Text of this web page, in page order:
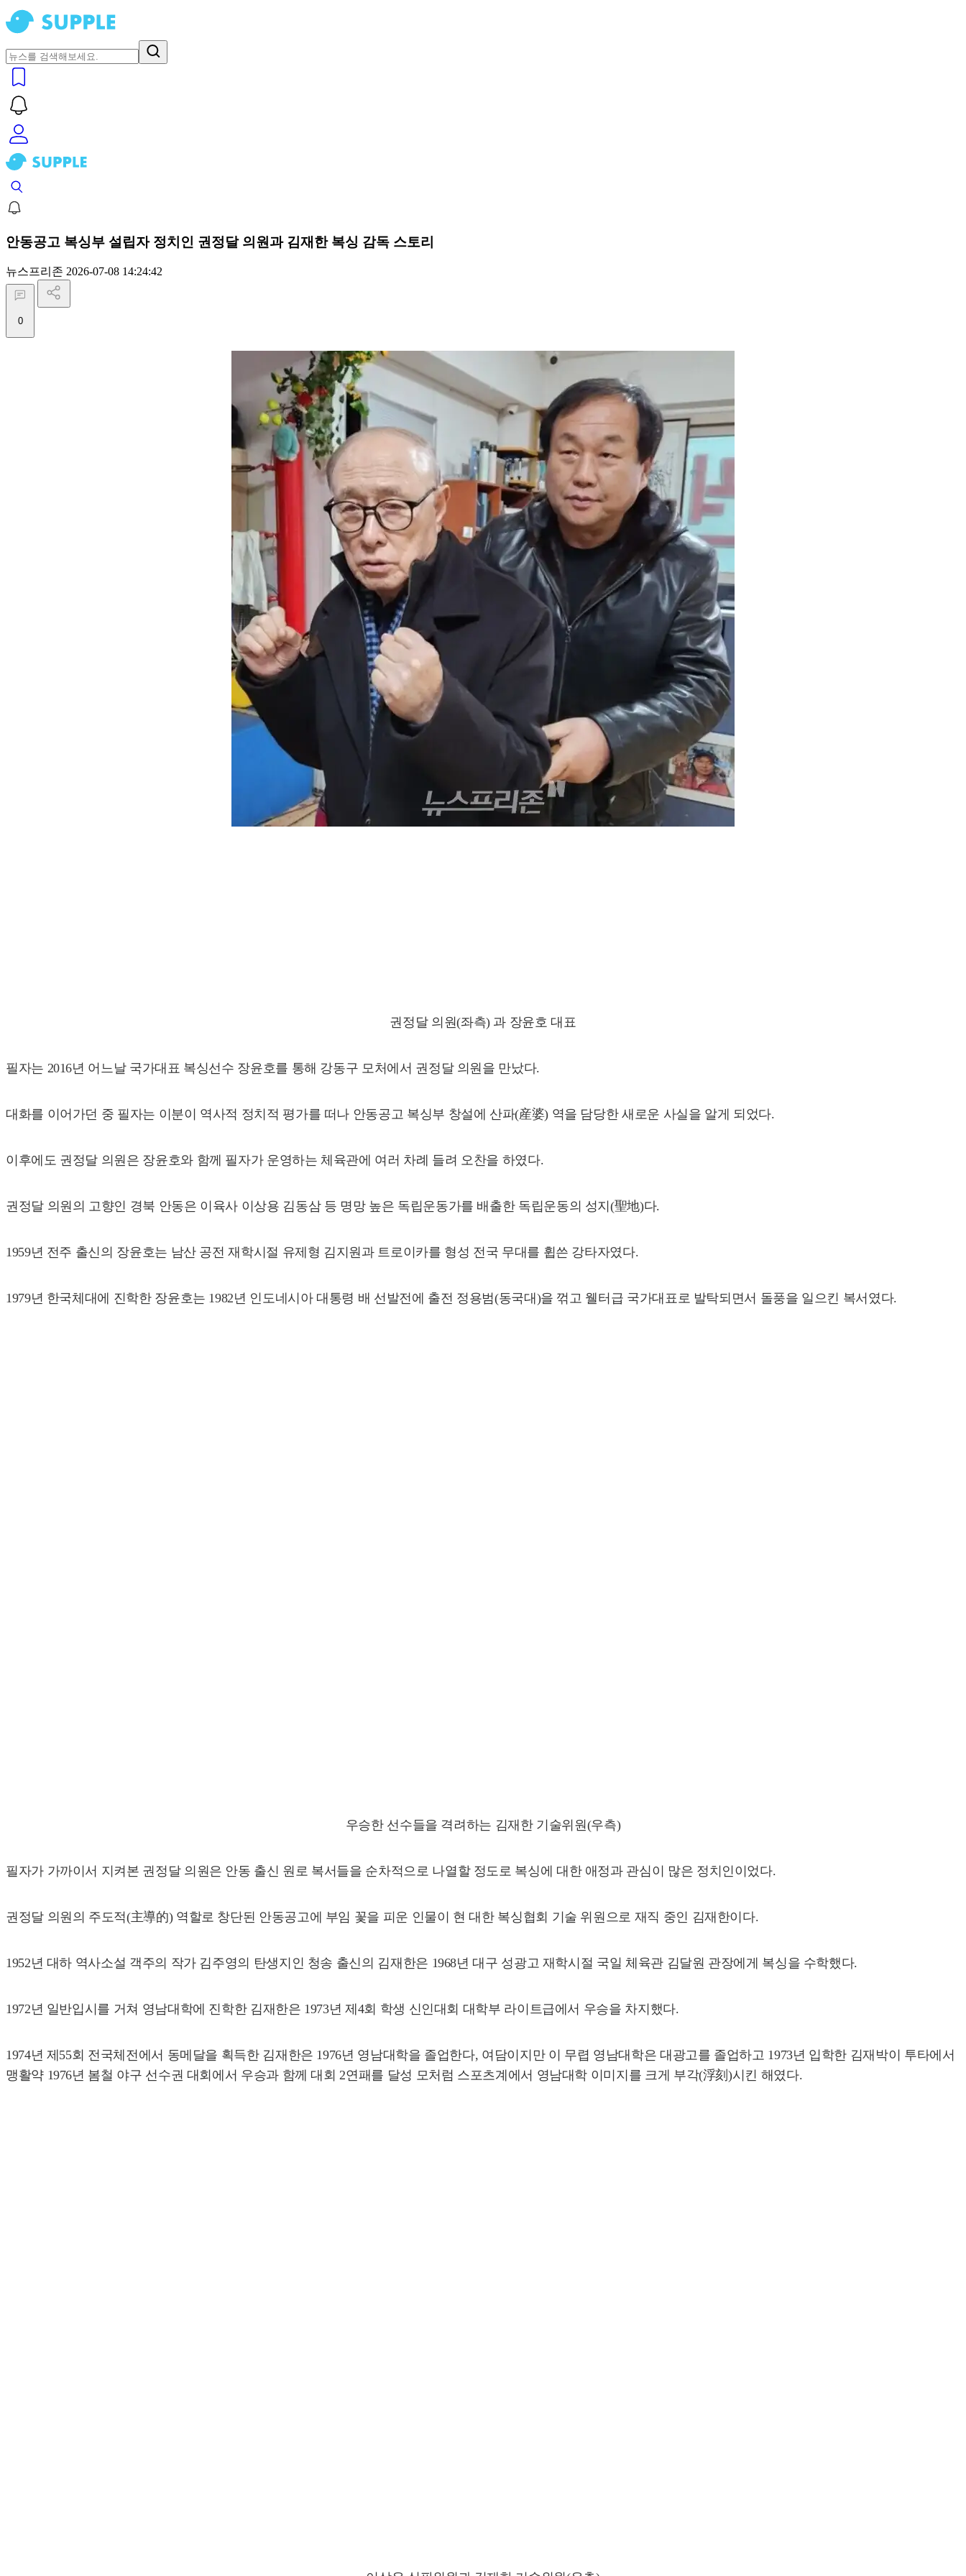
안동공고 복싱부 설립자 정치인 권정달 의원과 김재한 복싱 감독 스토리
뉴스프리존 2026-07-08 14:24:42
0
권정달 의원(좌측) 과 장윤호 대표
필자는 2016년 어느날 국가대표 복싱선수 장윤호를 통해 강동구 모처에서 권정달 의원을 만났다.
대화를 이어가던 중 필자는 이분이 역사적 정치적 평가를 떠나 안동공고 복싱부 창설에 산파(産婆) 역을 담당한 새로운 사실을 알게 되었다.
이후에도 권정달 의원은 장윤호와 함께 필자가 운영하는 체육관에 여러 차례 들려 오찬을 하였다.
권정달 의원의 고향인 경북 안동은 이육사 이상용 김동삼 등 명망 높은 독립운동가를 배출한 독립운동의 성지(聖地)다.
1959년 전주 출신의 장윤호는 남산 공전 재학시절 유제형 김지원과 트로이카를 형성 전국 무대를 휩쓴 강타자였다.
1979년 한국체대에 진학한 장윤호는 1982년 인도네시아 대통령 배 선발전에 출전 정용범(동국대)을 꺾고 웰터급 국가대표로 발탁되면서 돌풍을 일으킨 복서였다.
우승한 선수들을 격려하는 김재한 기술위원(우측)
필자가 가까이서 지켜본 권정달 의원은 안동 출신 원로 복서들을 순차적으로 나열할 정도로 복싱에 대한 애정과 관심이 많은 정치인이었다.
권정달 의원의 주도적(主導的) 역할로 창단된 안동공고에 부임 꽃을 피운 인물이 현 대한 복싱협회 기술 위원으로 재직 중인 김재한이다.
1952년 대하 역사소설 객주의 작가 김주영의 탄생지인 청송 출신의 김재한은 1968년 대구 성광고 재학시절 국일 체육관 김달원 관장에게 복싱을 수학했다.
1972년 일반입시를 거쳐 영남대학에 진학한 김재한은 1973년 제4회 학생 신인대회 대학부 라이트급에서 우승을 차지했다.
1974년 제55회 전국체전에서 동메달을 획득한 김재한은 1976년 영남대학을 졸업한다, 여담이지만 이 무렵 영남대학은 대광고를 졸업하고 1973년 입학한 김재박이 투타에서
맹활약 1976년 봄철 야구 선수권 대회에서 우승과 함께 대회 2연패를 달성 모처럼 스포츠계에서 영남대학 이미지를 크게 부각(浮刻)시킨 해였다.